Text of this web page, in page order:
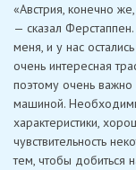
«Австрия, конечно
— сказал
меня, и у нас
очень интересная
поэтому очень
машиной.
характеристики,
чувствительность
тем, чтобы добиться